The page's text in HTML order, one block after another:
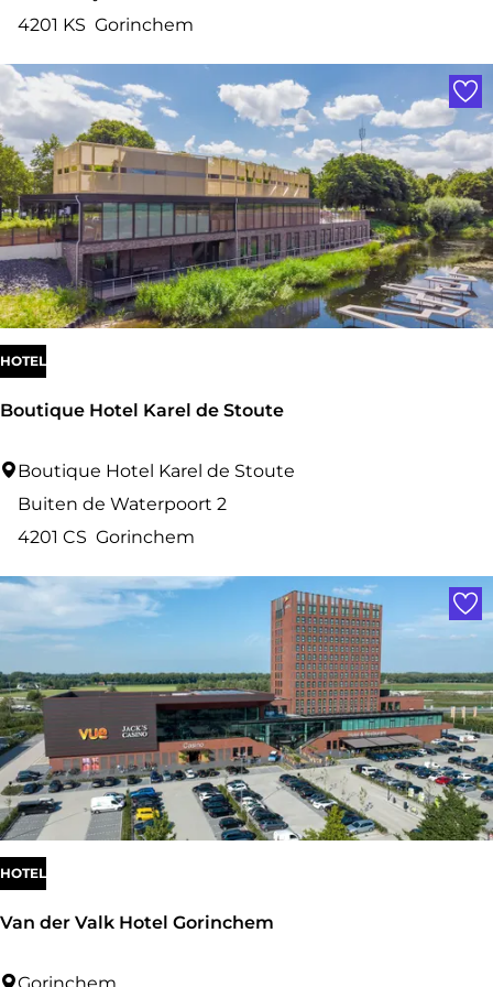
i
c
k
H
a
m
e
l
u
4201 KS Gorinchem
Boutique Hotel Karel de Stoute
B
q
u
e
H
o
t
e
l
a
Boutique Hotel Karel de Stoute
Buiten de Waterpoort 2
4201 CS Gorinchem
HOTEL
Van der Valk Hotel Gorinchem
V
HOTEL